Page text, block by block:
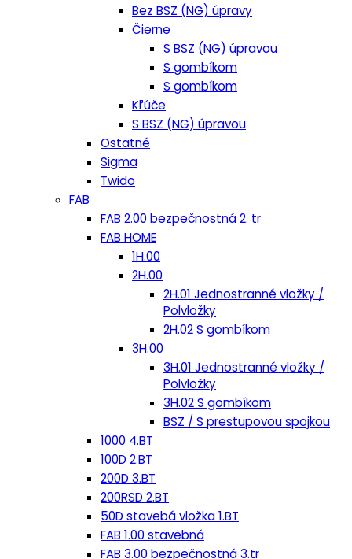
Bez BSZ (NG) úpravy
Čierne
S BSZ (NG) úpravou
S gombíkom
S gombíkom
Kľúče
S BSZ (NG) úpravou
Ostatné
Sigma
Twido
FAB
FAB 2.00 bezpečnostná 2. tr
FAB HOME
1H.00
2H.00
2H.01 Jednostranné vložky /
Polvložky
2H.02 S gombíkom
3H.00
3H.01 Jednostranné vložky /
Polvložky
3H.02 S gombíkom
BSZ / S prestupovou spojkou
1000 4.BT
100D 2.BT
200D 3.BT
200RSD 2.BT
50D stavebá vložka 1.BT
FAB 1.00 stavebná
FAB 3.00 bezpečnostná 3.tr